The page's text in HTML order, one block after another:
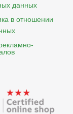
данных
в отношении